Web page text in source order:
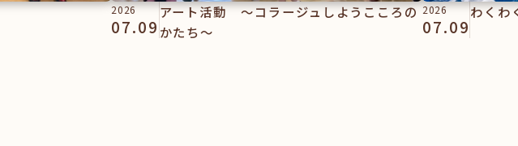
2026
07.09
アート活動 ～コラージュしようこころの
かたち～
2026
07.09
わくわ